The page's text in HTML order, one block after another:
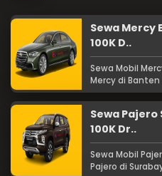
Sewa Mercy
100K D..
Sewa Mobil
Mercy di
Sewa
100K Dr..
Sewa Mobil
Pajero di